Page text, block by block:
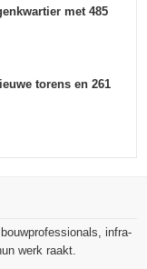
met 485
torens en 261
infra-
werk raakt.